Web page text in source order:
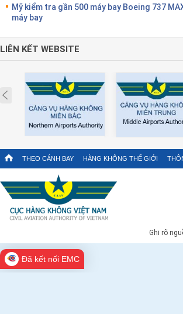
Mỹ kiểm tra gần 500 máy bay Boeing 737
máy bay
LIÊN KẾT WEBSITE
Prev
THEO CÁNH BAY HÀNG KHÔNG THẾ GIỚI
Ghi rõ
Đã kết nối EMC